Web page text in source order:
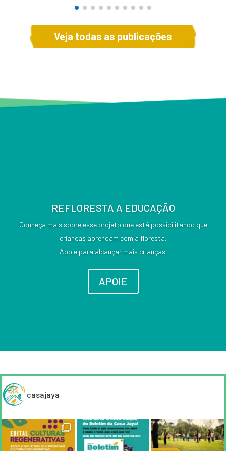
Veja todas as publicações
REFLORESTA A EDUCAÇÃO
Conheça mais sobre esse projeto que está possibilitando que
crianças aprendam com a floresta.
Apoie para alcançar mais crianças.
APOIE
casajaya